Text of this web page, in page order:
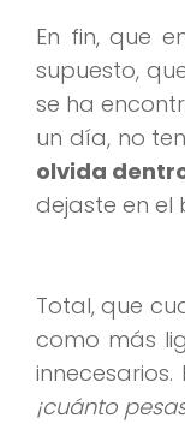
En fin, que
supuesto,
se ha
un día, no
olvida
dejaste en el
Total, que
como más
¡cuánto